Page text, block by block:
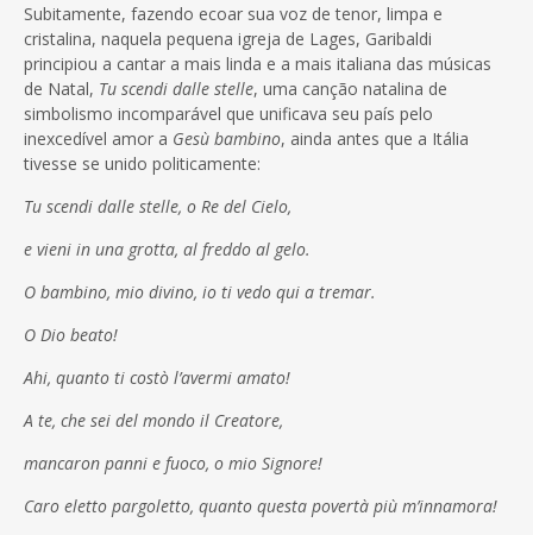
Subitamente, fazendo ecoar sua voz de tenor, limpa e
cristalina, naquela pequena igreja de Lages, Garibaldi
principiou a cantar a mais linda e a mais italiana das músicas
de Natal, Tu scendi dalle stelle, uma canção natalina de
simbolismo incomparável que unificava seu país pelo
inexcedível amor a Gesù bambino, ainda antes que a Itália
tivesse se unido politicamente:
Tu scendi dalle stelle, o Re del Cielo,
e vieni in una grotta, al freddo al gelo.
O bambino, mio divino, io ti vedo qui a tremar.
O Dio beato!
Ahi, quanto ti costò l’avermi amato!
A te, che sei del mondo il Creatore,
mancaron panni e fuoco, o mio Signore!
Caro eletto pargoletto, quanto questa povertà più m’innamora!